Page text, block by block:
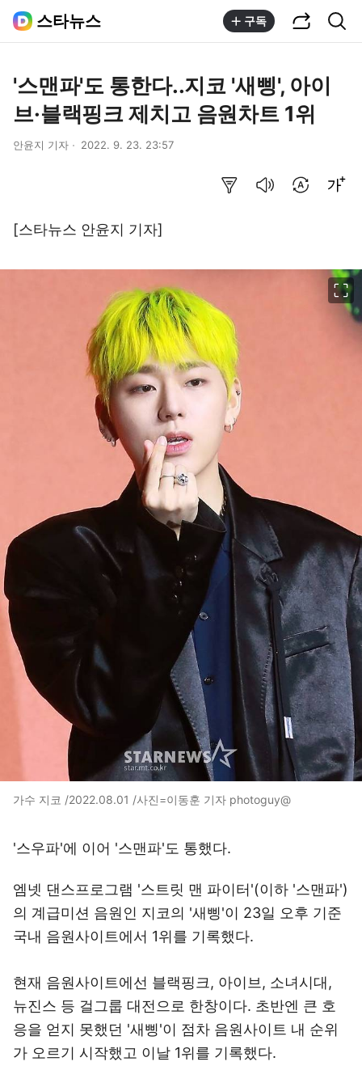
스타뉴스 구독
'스맨파'도 통한다..지코 '새삥', 아이
브·블랙핑크 제치고 음원차트 1위
안윤지 기자 2022. 9. 23. 23:57
[스타뉴스 안윤지 기자]
가수 지코 /2022.08.01 /사진=이동훈 기자 photoguy@
'스우파'에 이어 '스맨파'도 통했다.
엠넷 댄스프로그램 '스트릿 맨 파이터'(이하 '스맨파')
의 계급미션 음원인 지코의 '새삥'이 23일 오후 기준
국내 음원사이트에서 1위를 기록했다.
현재 음원사이트에선 블랙핑크, 아이브, 소녀시대,
뉴진스 등 걸그룹 대전으로 한창이다. 초반엔 큰 호
응을 얻지 못했던 '새삥'이 점차 음원사이트 내 순위
가 오르기 시작했고 이날 1위를 기록했다.